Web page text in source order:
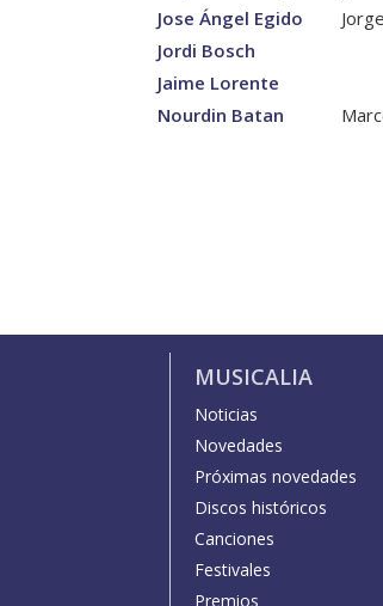
Jose Ángel Egido
Jorge
Jordi Bosch
Jaime Lorente
Nourdin Batan
MUSICALIA
Noticias
Novedades
Próximas novedades
Discos históricos
Canciones
Festivales
Premios